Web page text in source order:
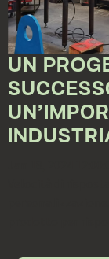
UN